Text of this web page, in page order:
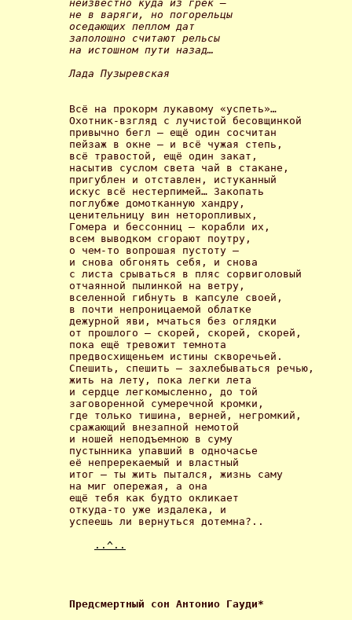
неизвестно куда из грек –
не в варяги, но погорельцы
оседающих пеплом дат
заполошно считают рельсы
на истошном пути назад…
Лада Пузыревская
Всё на прокорм лукавому «успеть»…
Охотник-взгляд с лучистой бесовщинкой
привычно бегл – ещё один сосчитан
пейзаж в окне – и всё чужая степь,
всё травостой, ещё один закат,
насытив суслом света чай в стакане,
пригублен и отставлен, истуканный
искус всё нестерпимей… Закопать
поглубже домотканную хандру,
ценительницу вин неторопливых,
Гомера и бессонниц – корабли их,
всем выводком сгорают поутру,
о чем-то вопрошая пустоту –
и снова обгонять себя, и снова
с листа срываться в пляс сорвиголовый
отчаянной пылинкой на ветру,
вселенной гибнуть в капсуле своей,
в почти непроницаемой облатке
дежурной яви, мчаться без оглядки
от прошлого – скорей, скорей, скорей,
пока ещё тревожит темнота
предвосхищеньем истины скворечьей.
Спешить, спешить – захлебываться речью,
жить на лету, пока легки лета
и сердце легкомысленно, до той
заговоренной сумеречной кромки,
где только тишина, верней, негромкий,
сражающий внезапной немотой
и ношей неподъемною в суму
пустынника упавший в одночасье
её непререкаемый и властный
итог – ты жить пытался, жизнь саму
на миг опережая, а она
ещё тебя как будто окликает
откуда-то уже издалека, и
успеешь ли вернуться дотемна?..
..^..
Предсмертный сон Антонио Гауди*